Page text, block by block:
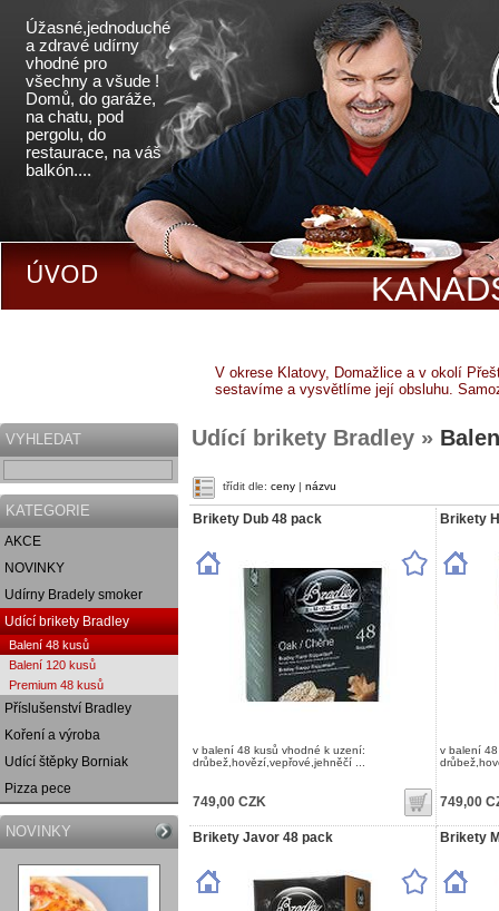
Úžasné,jednoduché
a zdravé udírny
vhodné pro
všechny a všude !
Domů, do garáže,
na chatu, pod
pergolu, do
restaurace, na váš
balkón....
ÚVOD
V okrese Klatovy, Domažlice a v okolí
sestavíme a vysvětlíme její obsluhu.
VYHLEDAT
KATEGORIE
AKCE
NOVINKY
Udírny Bradely smoker
Udící brikety Bradley
Balení 48 kusů
Balení 120 kusů
Premium 48 kusů
Příslušenství Bradley
Koření a výroba
Udící štěpky Borniak
Pizza pece
NOVINKY
Udící brikety Bradley »
třídit dle: ceny | názvu
Brikety Dub 48 pack
v balení 48 kusů vhodné k uzení:
drůbež,hovězí,vepřové,jehněčí ...
749,00 CZK
Brikety
v balení
749,00
Brikety Javor 48 pack Brikety